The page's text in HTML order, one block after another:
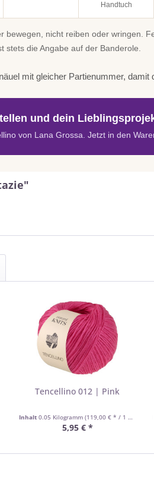
Handtuch
bewegen, nicht reiben oder wringen.
die Angabe auf der Banderole.
mit gleicher Partienummer, damit
und dein
von Lana Grossa. Jetzt in den
Tencellino 012 | Pink
Inhalt0.05 Kilogramm(119,00 € * / 1 Kilogramm)
5,95 € *